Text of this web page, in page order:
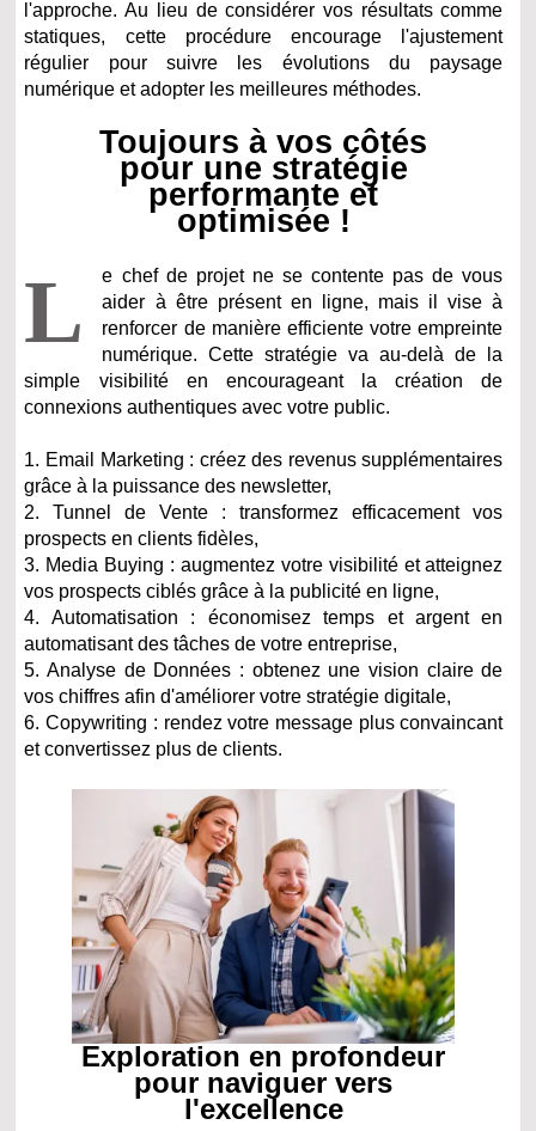
l'approche. Au lieu de considérer vos résultats comme
statiques, cette procédure encourage l'ajustement
régulier pour suivre les évolutions du paysage
numérique et adopter les meilleures méthodes.
Toujours à vos côtés
pour une stratégie
performante et
optimisée !
L
e chef de projet ne se contente pas de vous
aider à être présent en ligne, mais il vise à
renforcer de manière efficiente votre empreinte
numérique. Cette stratégie va au-delà de la
simple visibilité en encourageant la création de
connexions authentiques avec votre public.
1. Email Marketing : créez des revenus supplémentaires
grâce à la puissance des newsletter,
2. Tunnel de Vente : transformez efficacement vos
prospects en clients fidèles,
3. Media Buying : augmentez votre visibilité et atteignez
vos prospects ciblés grâce à la publicité en ligne,
4. Automatisation : économisez temps et argent en
automatisant des tâches de votre entreprise,
5. Analyse de Données : obtenez une vision claire de
vos chiffres afin d'améliorer votre stratégie digitale,
6. Copywriting : rendez votre message plus convaincant
et convertissez plus de clients.
Exploration en profondeur
pour naviguer vers
l'excellence